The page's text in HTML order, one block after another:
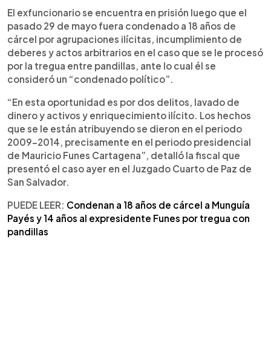
El exfuncionario se encuentra en prisión luego que el
pasado 29 de mayo fuera condenado a 18 años de
cárcel por agrupaciones ilícitas, incumplimiento de
deberes y actos arbitrarios en el caso que se le procesó
por la tregua entre pandillas, ante lo cual él se
consideró un “condenado político”.
“En esta oportunidad es por dos delitos, lavado de
dinero y activos y enriquecimiento ilícito. Los hechos
que se le están atribuyendo se dieron en el periodo
2009-2014, precisamente en el periodo presidencial
de Mauricio Funes Cartagena”, detalló la fiscal que
presentó el caso ayer en el Juzgado Cuarto de Paz de
San Salvador.
PUEDE LEER: Condenan a 18 años de cárcel a Munguía
Payés y 14 años al expresidente Funes por tregua con
pandillas